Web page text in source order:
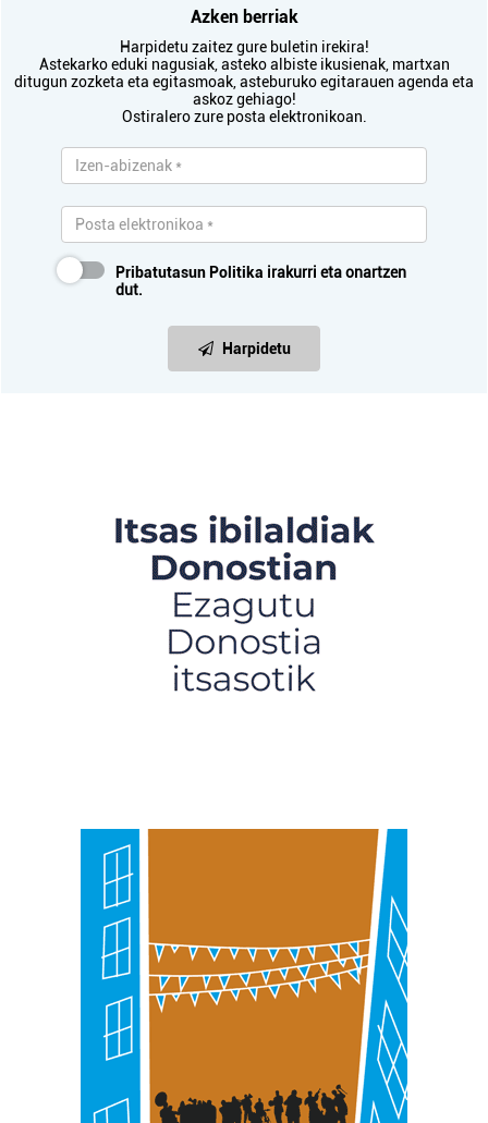
Azken berriak
Harpidetu zaitez gure buletin irekira!
Astekarko eduki nagusiak, asteko albiste ikusienak, martxan
ditugun zozketa eta egitasmoak, asteburuko egitarauen agenda eta
askoz gehiago!
Ostiralero zure posta elektronikoan.
Pribatutasun Politika irakurri eta onartzen
dut.
Harpidetu